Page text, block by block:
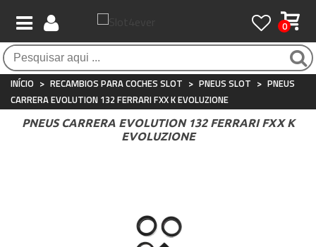
0
Atendimento ao Cliente
Whatsapp+34 697 854 500
Frete grátis / 24 horas
Para compras acima de €90
Pagamento 100% seguro
Compras seguras com SSL o tempo todo
INÍCIO > RECAMBIOS PARA COCHES SLOT > PNEUS SLOT > PNEUS
CARRERA EVOLUTION 132 FERRARI FXX K EVOLUZIONE
PNEUS CARRERA EVOLUTION 132 FERRARI FXX K
EVOLUZIONE